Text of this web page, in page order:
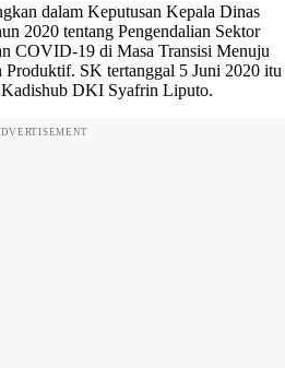
dalam Keputusan Kepala Dinas
2020 tentang Pengendalian Sektor
COVID-19 di Masa Transisi Menuju
Produktif. SK tertanggal 5 Juni 2020 itu
Kadishub DKI Syafrin Liputo.